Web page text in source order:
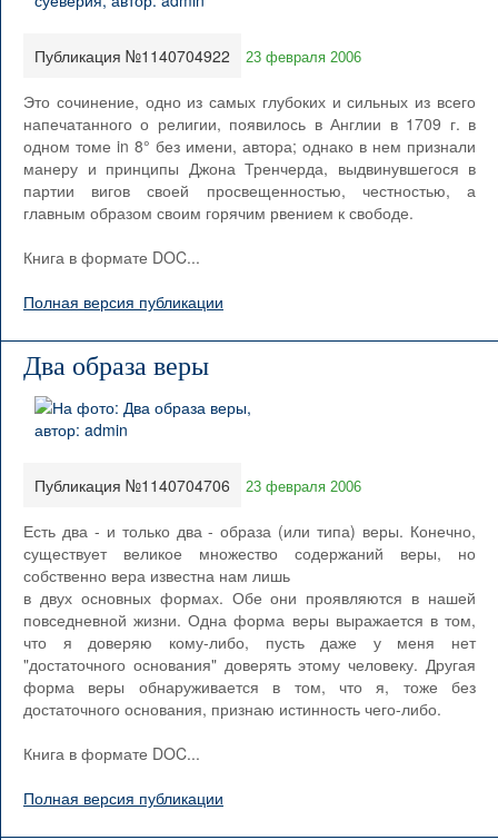
Публикация №1140704922 23 февраля 2006
Это сочинение, одно из самых глубоких и сильных из всего
напечатанного о религии, появилось в Англии в 1709 г. в
одном томе in 8° без имени, автора; однако в нем признали
манеру и принципы Джона Тренчерда, выдвинувшегося в
партии вигов своей просвещенностью, честностью, а
главным образом своим горячим рвением к свободе.
Книга в формате DOC...
Полная версия публикации
Два образа веры
Публикация №1140704706 23 февраля 2006
Есть два - и только два - образа (или типа) веры. Конечно,
существует великое множество содержаний веры, но
собственно вера известна нам лишь
в двух основных формах. Обе они проявляются в нашей
повседневной жизни. Одна форма веры выражается в том,
что я доверяю кому-либо, пусть даже у меня нет
"достаточного основания" доверять этому человеку. Другая
форма веры обнаруживается в том, что я, тоже без
достаточного основания, признаю истинность чего-либо.
Книга в формате DOC...
Полная версия публикации